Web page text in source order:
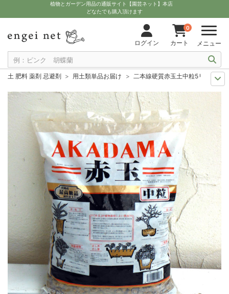
植物とガーデン用品の通販サイト【園芸ネット】本店
どなたでも購入頂けます
ログイン
0
カート メニュー
土 肥料 薬剤 忌避剤 用土類単品お届け
二本線硬質赤玉土中粒5リットル
11月中下旬予約
グッズ・資材
二本線硬質赤玉土中粒5リットル入り
12月上中旬予約
グッズ・資材
二本線硬質赤玉土中粒5リットル入り
10月中下旬予約
グッズ・資材 二本線硬質赤玉土中粒5リットル入り